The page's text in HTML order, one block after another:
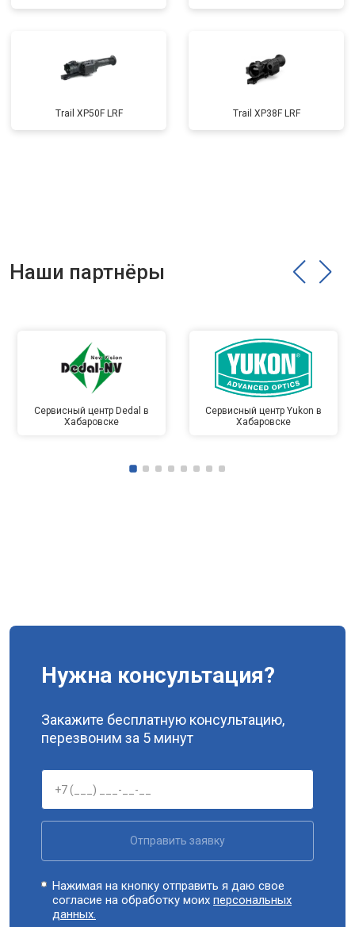
Trail XP50F LRF Trail XP38F LRF
Наши партнёры
Сервисный центр Dedal в
Хабаровске
Сервисный центр Yukon в
Хабаровске
Нужна консультация?
Закажите бесплатную консультацию,
перезвоним за 5 минут
Отправить заявку
Нажимая на кнопку отправить я даю свое
согласие на обработку моихперсональных
данных.